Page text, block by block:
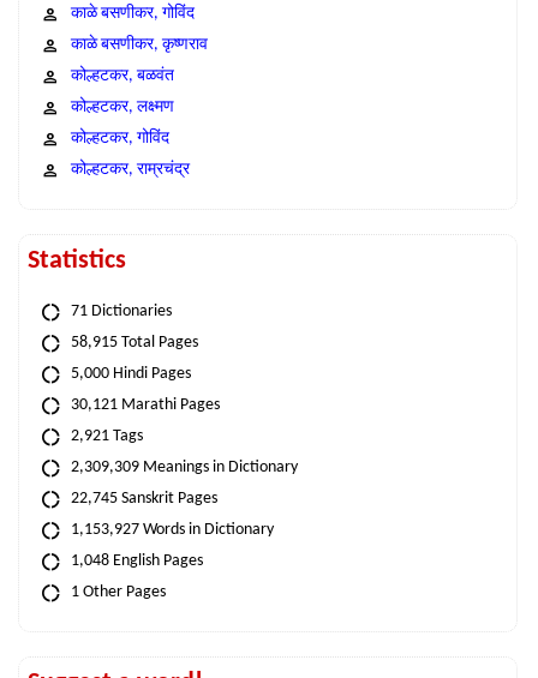
काळे बसणीकर, गोविंद
काळे बसणीकर, कृष्णराव
कोल्हटकर, बळवंत
कोल्हटकर, लक्ष्मण
कोल्हटकर, गोविंद
कोल्हटकर, राम्रचंद्र
Statistics
71 Dictionaries
58,915 Total Pages
5,000 Hindi Pages
30,121 Marathi Pages
2,921 Tags
2,309,309 Meanings in Dictionary
22,745 Sanskrit Pages
1,153,927 Words in Dictionary
1,048 English Pages
1 Other Pages